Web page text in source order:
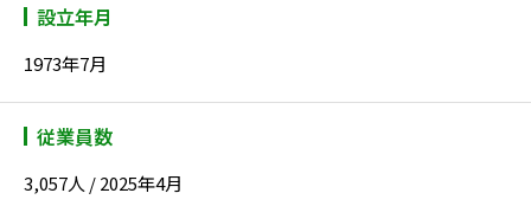
設立年月
1973年7月
従業員数
3,057人 / 2025年4月